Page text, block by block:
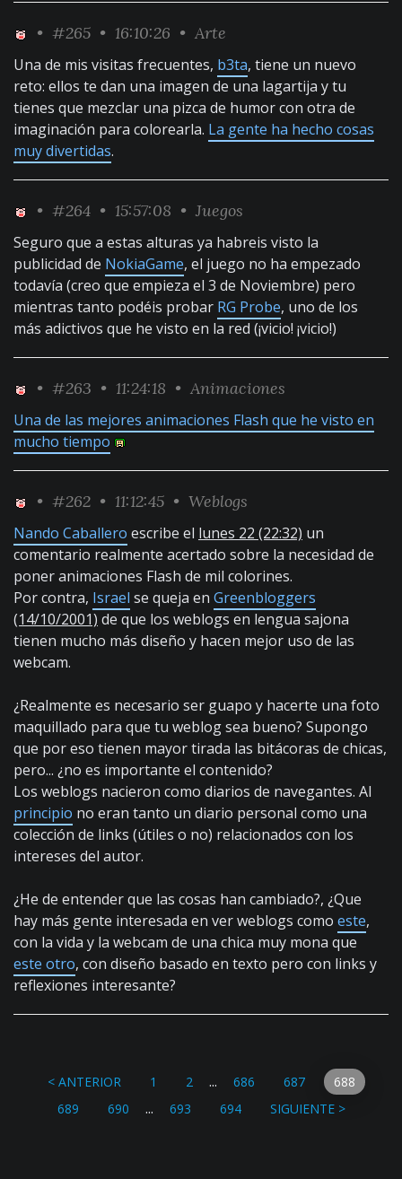
• #265 • 16:10:26 • Arte
Una de mis visitas frecuentes, b3ta, tiene un nuevo
reto: ellos te dan una imagen de una lagartija y tu
tienes que mezclar una pizca de humor con otra de
imaginación para colorearla. La gente ha hecho cosas
muy divertidas.
• #264 • 15:57:08 • Juegos
Seguro que a estas alturas ya habreis visto la
publicidad de NokiaGame, el juego no ha empezado
todavía (creo que empieza el 3 de Noviembre) pero
mientras tanto podéis probar RG Probe, uno de los
más adictivos que he visto en la red (¡vicio! ¡vicio!)
• #263 • 11:24:18 • Animaciones
Una de las mejores animaciones Flash que he visto en
mucho tiempo
• #262 • 11:12:45 • Weblogs
Nando Caballero escribe el lunes 22 (22:32) un
comentario realmente acertado sobre la necesidad de
poner animaciones Flash de mil colorines.
Por contra, Israel se queja en Greenbloggers
(14/10/2001) de que los weblogs en lengua sajona
tienen mucho más diseño y hacen mejor uso de las
webcam.
¿Realmente es necesario ser guapo y hacerte una foto
maquillado para que tu weblog sea bueno? Supongo
que por eso tienen mayor tirada las bitácoras de chicas,
pero... ¿no es importante el contenido?
Los weblogs nacieron como diarios de navegantes. Al
principio no eran tanto un diario personal como una
colección de links (útiles o no) relacionados con los
intereses del autor.
¿He de entender que las cosas han cambiado?, ¿Que
hay más gente interesada en ver weblogs como este,
con la vida y la webcam de una chica muy mona que
este otro, con diseño basado en texto pero con links y
reflexiones interesante?
< ANTERIOR 1 2 ... 686 687
688
689
690 ... 693 694 SIGUIENTE >